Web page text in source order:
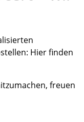
Hier finden
freuen